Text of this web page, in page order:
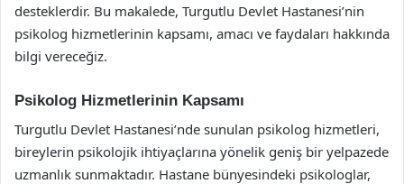
desteklerdir. Bu makalede, Turgutlu Devlet Hastanesi’nin
psikolog hizmetlerinin kapsamı, amacı ve faydaları hakkında
bilgi vereceğiz.
Psikolog Hizmetlerinin Kapsamı
Turgutlu Devlet Hastanesi’nde sunulan psikolog hizmetleri,
bireylerin psikolojik ihtiyaçlarına yönelik geniş bir yelpazede
uzmanlık sunmaktadır. Hastane bünyesindeki psikologlar,